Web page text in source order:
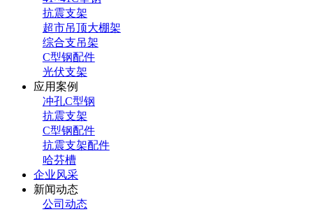
抗震支架
超市吊顶大棚架
综合支吊架
C型钢配件
光伏支架
应用案例
冲孔C型钢
抗震支架
C型钢配件
抗震支架配件
哈芬槽
企业风采
新闻动态
公司动态